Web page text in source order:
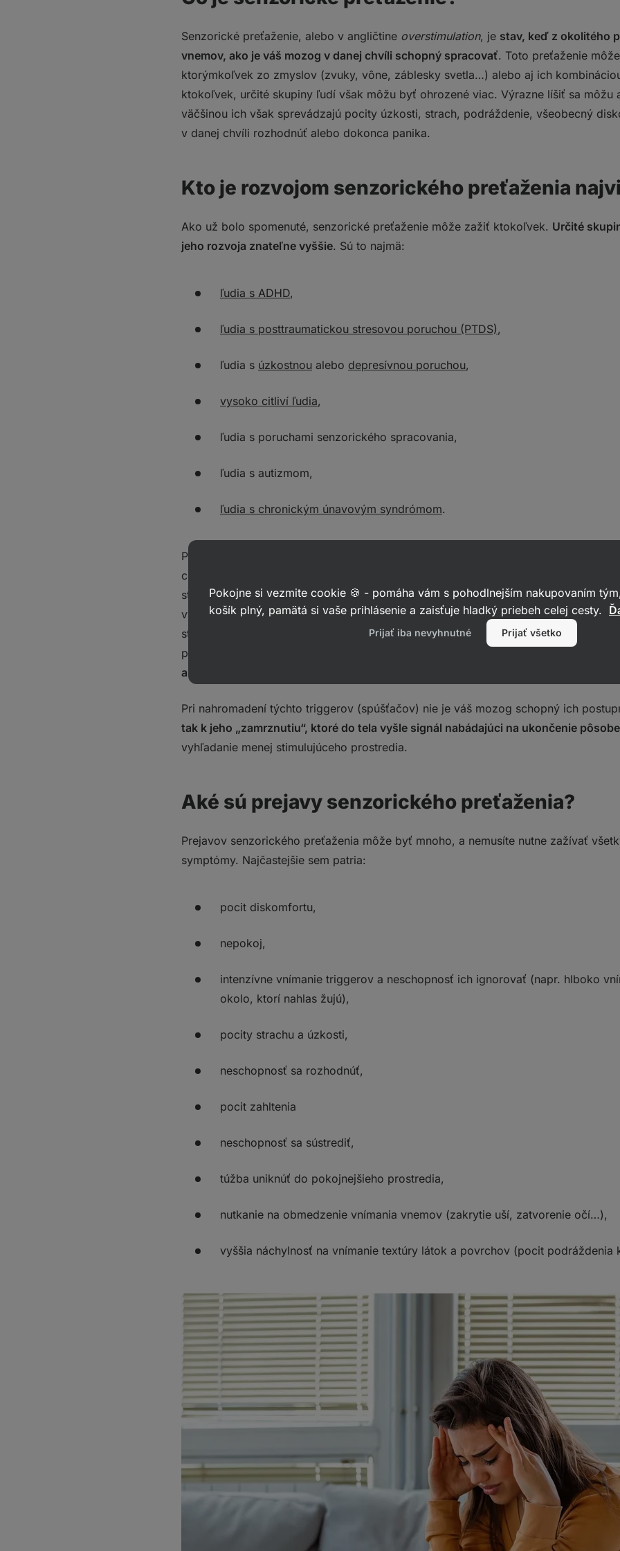
Senzorické preťaženie, alebo v angličtine overstimulation, je stav, keď z okolitého
vnemov, ako je váš mozog v danej chvíli schopný spracovať. Toto preťaženie
ktorýmkoľvek zo zmyslov (zvuky, vône, záblesky svetla…) alebo aj ich
ktokoľvek, určité skupiny ľudí však môžu byť ohrozené viac. Výrazne líšiť sa môžu
väčšinou ich však sprevádzajú pocity úzkosti, strach, podráždenie, všeobecný
v danej chvíli rozhodnúť alebo dokonca panika.
Kto je rozvojom senzorického preťaženia
Ako už bolo spomenuté, senzorické preťaženie môže zažiť ktokoľvek. Určité
jeho rozvoja znateľne vyššie. Sú to najmä:
ľudia s ADHD,
ľudia s posttraumatickou stresovou poruchou (PTDS),
ľudia s úzkostnou alebo depresívnou poruchou,
vysoko citliví ľudia,
ľudia s poruchami senzorického spracovania,
ľudia s autizmom,
ľudia s chronickým únavovým syndrómom.
Predstavte si, že sedíte počas horúceho slnečného dňa v záhradke reštaurácie.
centimeter vášho tela, z reproduktora tesne vedľa vašej hlavy vyhráva rytmická
stolov k vám doliehajú nesúvislé príbehy o deťoch, práci a partnerských vzťahoch,
výbuchom smiechu. Stoly sú tak blízko pri sebe, že sa ramenom utierate o sako
stoličke, a vzduchom sa vznáša vôňa najrôznejších pokrmov, ktoré splývajú v jedno
parfumom dámy vedľa vás. Ak máte v takom prípade
a aspoň na chvíľu uniknúť do ticha, tmy a samoty
Pri nahromadení týchto triggerov (spúšťačov) nie je váš mozog schopný ich
tak k jeho „zamrznutiu“, ktoré do tela vyšle signál nabádajúci na ukončenie
vyhľadanie menej stimulujúceho prostredia.
Aké sú prejavy senzorického preťaženia?
Prejavov senzorického preťaženia môže byť mnoho, a nemusíte nutne zažívať
symptómy. Najčastejšie sem patria:
pocit diskomfortu,
nepokoj,
intenzívne vnímanie triggerov a neschopnosť ich ignorovať (napr. hlboko
okolo, ktorí nahlas žujú),
pocity strachu a úzkosti,
neschopnosť sa rozhodnúť,
pocit zahltenia
neschopnosť sa sústrediť,
túžba uniknúť do pokojnejšieho prostredia,
nutkanie na obmedzenie vnímania vnemov (zakrytie uší, zatvorenie očí…),
vyššia náchylnosť na vnímanie textúry látok a povrchov (pocit podráždenia
Pokojne si vezmite cookie 🍪 - pomáha vám s pohodlnejším nakupovaním
košík plný, pamätá si vaše prihlásenie a zaisťuje hladký priebeh celej cesty.
Prijať iba nevyhnutné Prijať všetko